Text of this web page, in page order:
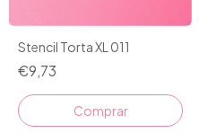
Stencil Torta XL 011
€9,73